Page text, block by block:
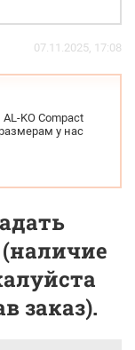
07.11.2025, 17:08
KO Compact
у нас
(наличие
заказ).